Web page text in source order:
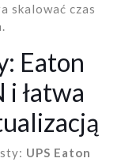
skalować czas
Eaton
łatwa
UPS Eaton